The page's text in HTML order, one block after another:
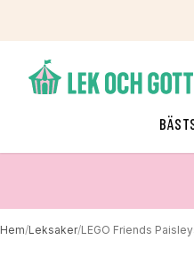
Hem/Leksaker/LEGO Friends